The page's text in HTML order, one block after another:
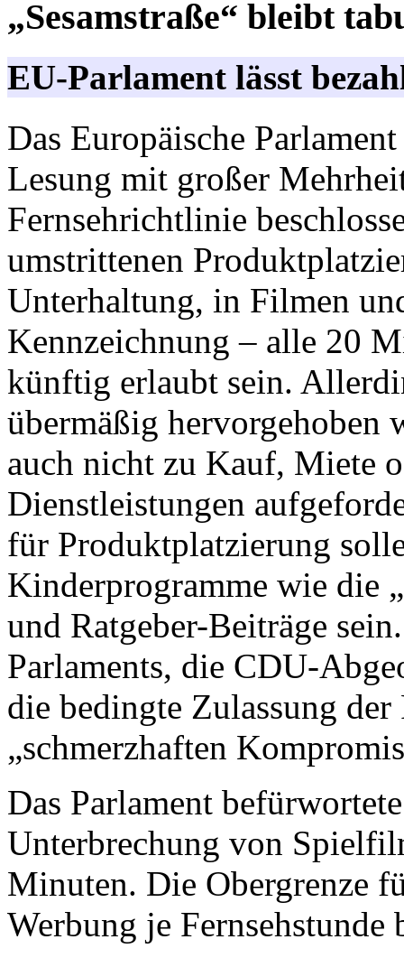
„Sesamstraße“ bleibt
EU-Parlament lässt
Das Europäische
Lesung mit großer
Fernsehrichtlinie
umstrittenen
Unterhaltung, in Filmen
Kennzeichnung – alle 20
künftig erlaubt sein.
übermäßig hervorgehoben
auch nicht zu Kauf, Miete
Dienstleistungen
für Produktplatzierung
Kinderprogramme wie die
und Ratgeber-Beiträge
Parlaments, die CDU-
die bedingte Zulassung
„schmerzhaften
Das Parlament
Unterbrechung von
Minuten. Die Obergrenze
Werbung je Fernsehstunde